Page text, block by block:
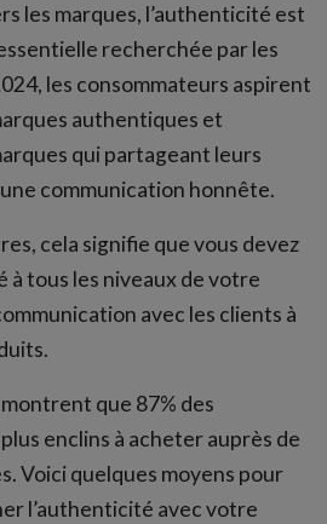
les marques, l’authenticité est
recherchée par les
les consommateurs aspirent
authentiques et
qui partageant leurs
communication honnête.
cela signifie que vous devez
à tous les niveaux de votre
avec les clients à
que 87% des
enclins à acheter auprès de
Voici quelques moyens pour
l’authenticité avec votre